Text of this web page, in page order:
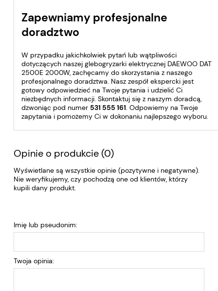
Zapewniamy profesjonalne
doradztwo
W przypadku jakichkolwiek pytań lub wątpliwości
dotyczących naszej glebogryzarki elektrycznej DAEWOO DAT
2500E 2000W, zachęcamy do skorzystania z naszego
profesjonalnego doradztwa. Nasz zespół ekspercki jest
gotowy odpowiedzieć na Twoje pytania i udzielić Ci
niezbędnych informacji. Skontaktuj się z naszym doradcą,
dzwoniąc pod numer 531 555 161. Odpowiemy na Twoje
zapytania i pomożemy Ci w dokonaniu najlepszego wyboru.
Opinie o produkcie (0)
Wyświetlane są wszystkie opinie (pozytywne i negatywne).
Nie weryfikujemy, czy pochodzą one od klientów, którzy
kupili dany produkt.
Imię lub pseudonim:
Twoja opinia: